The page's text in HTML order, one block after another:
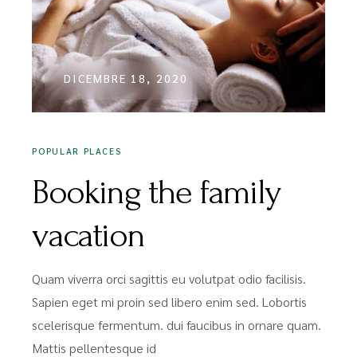
DICEMBRE 18, 2020
POPULAR PLACES
Booking the family
vacation
Quam viverra orci sagittis eu volutpat odio facilisis.
Sapien eget mi proin sed libero enim sed. Lobortis
scelerisque fermentum. dui faucibus in ornare quam.
Mattis pellentesque id